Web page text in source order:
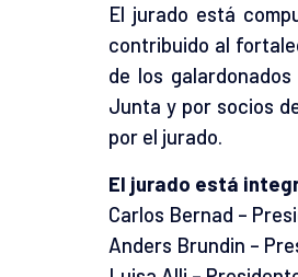
El jurado está
contribuido al
de los
Junta y por socios
por el jurado.
El jurado está
Carlos Bernad –
Anders Brundin –